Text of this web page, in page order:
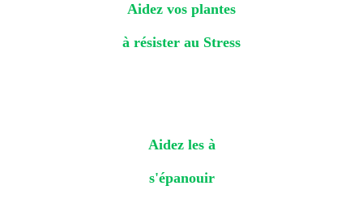
Aidez vos plantes
à résister au Stress
Aidez les à
s'épanouir